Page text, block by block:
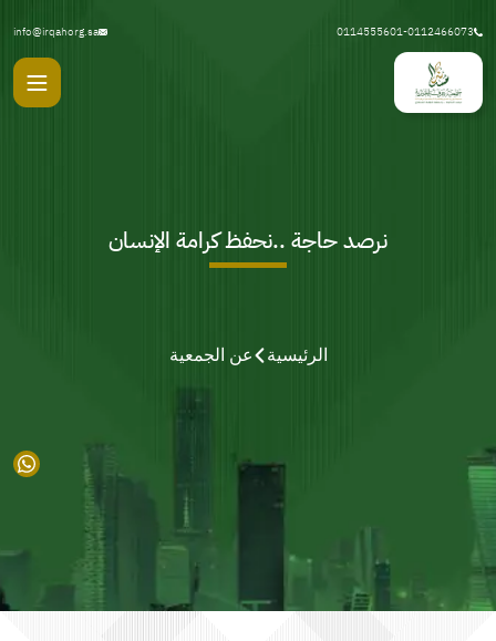
0114555601-0112466073
info@irqahorg.sa
نرصد حاجة ..نحفظ كرامة الإنسان
الرئيسية عن الجمعية